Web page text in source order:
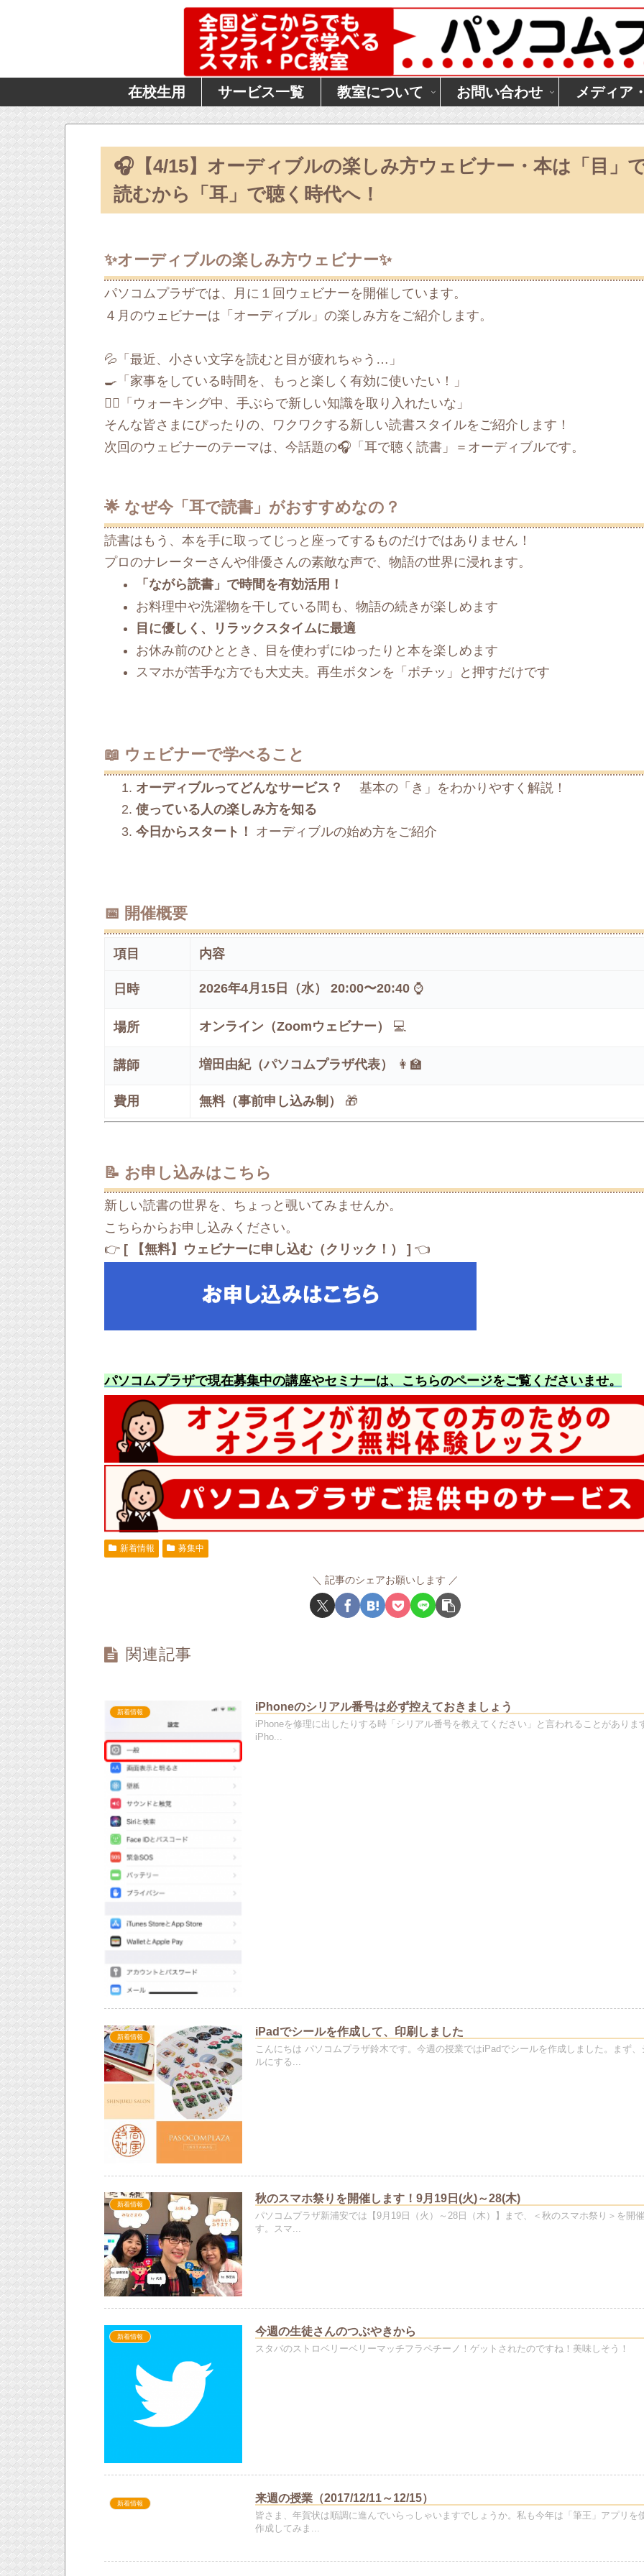
在校生用 サービス一覧 教室について お問い合わせ メディア
🎧【4/15】オーディブルの楽しみ方ウェビナー・本は「目」
読むから「耳」で聴く時代へ！
✨オーディブルの楽しみ方ウェビナー✨
パソコムプラザでは、月に１回ウェビナーを開催しています。
４月のウェビナーは「オーディブル」の楽しみ方をご紹介します。
💦「最近、小さい文字を読むと目が疲れちゃう…」
🍳「家事をしている時間を、もっと楽しく有効に使いたい！」
🚶‍♂️「ウォーキング中、手ぶらで新しい知識を取り入れたいな」
そんな皆さまにぴったりの、ワクワクする新しい読書スタイルをご紹介します！
次回のウェビナーのテーマは、今話題の🎧「耳で聴く読書」＝オーディブルです。
🌟 なぜ今「耳で読書」がおすすめなの？
読書はもう、本を手に取ってじっと座ってするものだけではありません！
プロのナレーターさんや俳優さんの素敵な声で、物語の世界に浸れます。
「ながら読書」で時間を有効活用！
お料理中や洗濯物を干している間も、物語の続きが楽しめます
目に優しく、リラックスタイムに最適
お休み前のひととき、目を使わずにゆったりと本を楽しめます
スマホが苦手な方でも大丈夫。再生ボタンを「ポチッ」と押すだけです
📖 ウェビナーで学べること
オーディブルってどんなサービス？
基本の「き」をわかりやすく解説！
使っている人の楽しみ方を知る
今日からスタート！
オーディブルの始め方をご紹介
📅 開催概要
項目 内容
日時 2026年4月15日（水） 20:00〜20:40⌚
場所 オンライン（Zoomウェビナー） 💻
講師 増田由紀（パソコムプラザ代表） 👩‍🏫
費用 無料（事前申し込み制） 🎁
📝 お申し込みはこちら
新しい読書の世界を、ちょっと覗いてみませんか。
こちらからお申し込みください。
👉 [ 【無料】ウェビナーに申し込む（クリック！） ] 👈
パソコムプラザで現在募集中の講座やセミナーは、こちらのページをご覧くださいませ。
新着情報 募集中
記事のシェアお願いします
関連記事
新着情報 iPhoneのシリアル番号は必ず控えておきましょう
iPhoneを修理に出したりする時「シリアル番号を教えてください」と言われることがありま
iPho...
新着情報 iPadでシールを作成して、印刷しました
こんにちは パソコムプラザ鈴木です。今週の授業ではiPadでシールを作成しました。まず、
ルにする...
新着情報 秋のスマホ祭りを開催します！9月19日(火)～28(木)
パソコムプラザ新浦安では【9月19日（火）～28日（木）】まで、＜秋のスマホ祭り＞を開
す。スマ...
新着情報 今週の生徒さんのつぶやきから
スタバのストロベリーベリーマッチフラペチーノ！ゲットされたのですね！美味しそう！
新着情報 来週の授業（2017/12/11～12/15）
皆さま、年賀状は順調に進んでいらっしゃいますでしょうか。私も今年は「筆王」アプリを
作成してみま...